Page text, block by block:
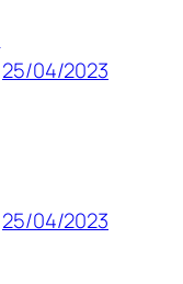
25/04/2023
25/04/2023